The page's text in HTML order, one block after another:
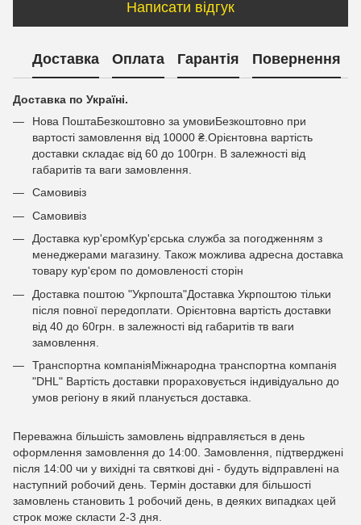
Написати відгук
Доставка Оплата Гарантія Повернення
Доставка по Україні.
Нова ПоштаБезкоштовно за умовиБезкоштовно при
вартості замовлення від 10000 ₴.Орієнтовна вартість
доставки складає від 60 до 100грн. В залежності від
габаритів та ваги замовлення.
Самовивіз
Самовивіз
Доставка кур'єромКур'єрська служба за погодженням з
менеджерами магазину. Також можлива адресна доставка
товару кур'єром по домовленості сторін
Доставка поштою "Укрпошта"Доставка Укрпоштою тільки
після повної передоплати. Орієнтовна вартість доставки
від 40 до 60грн. в залежності від габаритів тв ваги
замовлення.
Транспортна компаніяМіжнародна транспортна компанія
"DHL" Вартість доставки прораховується індивідуально до
умов регіону в який планується доставка.
Переважна більшість замовлень відправляється в день
оформлення замовлення до 14:00. Замовлення, підтверджені
після 14:00 чи у вихідні та святкові дні - будуть відправлені на
наступний робочий день. Термін доставки для більшості
замовлень становить 1 робочий день, в деяких випадках цей
строк може скласти 2-3 дня.